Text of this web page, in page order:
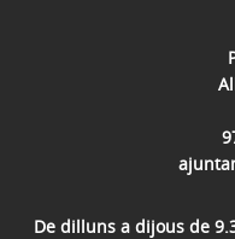
De dilluns a dijous de